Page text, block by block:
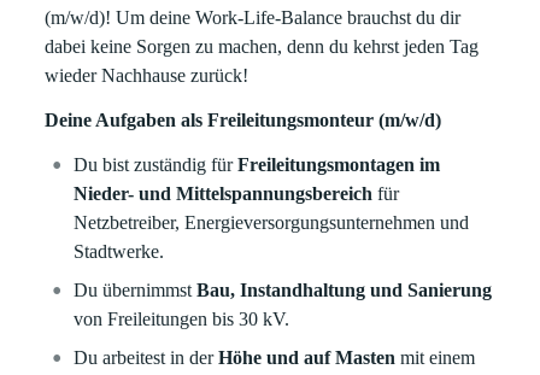
(m/w/d)! Um deine Work-Life-Balance brauchst du dir
dabei keine Sorgen zu machen, denn du kehrst jeden Tag
wieder Nachhause zurück!
Deine Aufgaben als Freileitungsmonteur (m/w/d)
Du bist zuständig fürFreileitungsmontagen im
Nieder- und Mittelspannungsbereich für
Netzbetreiber, Energieversorgungsunternehmen und
Stadtwerke.
Du übernimmst Bau, Instandhaltung und Sanierung
von Freileitungen bis 30 kV.
Du arbeitest in derHöhe und auf Masten mit einem